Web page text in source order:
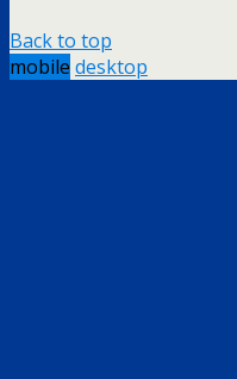
Back to top
mobile desktop